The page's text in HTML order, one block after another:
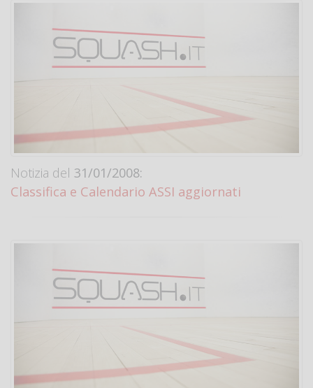
Notizia del 31/01/2008:
Classifica e Calendario ASSI aggiornati